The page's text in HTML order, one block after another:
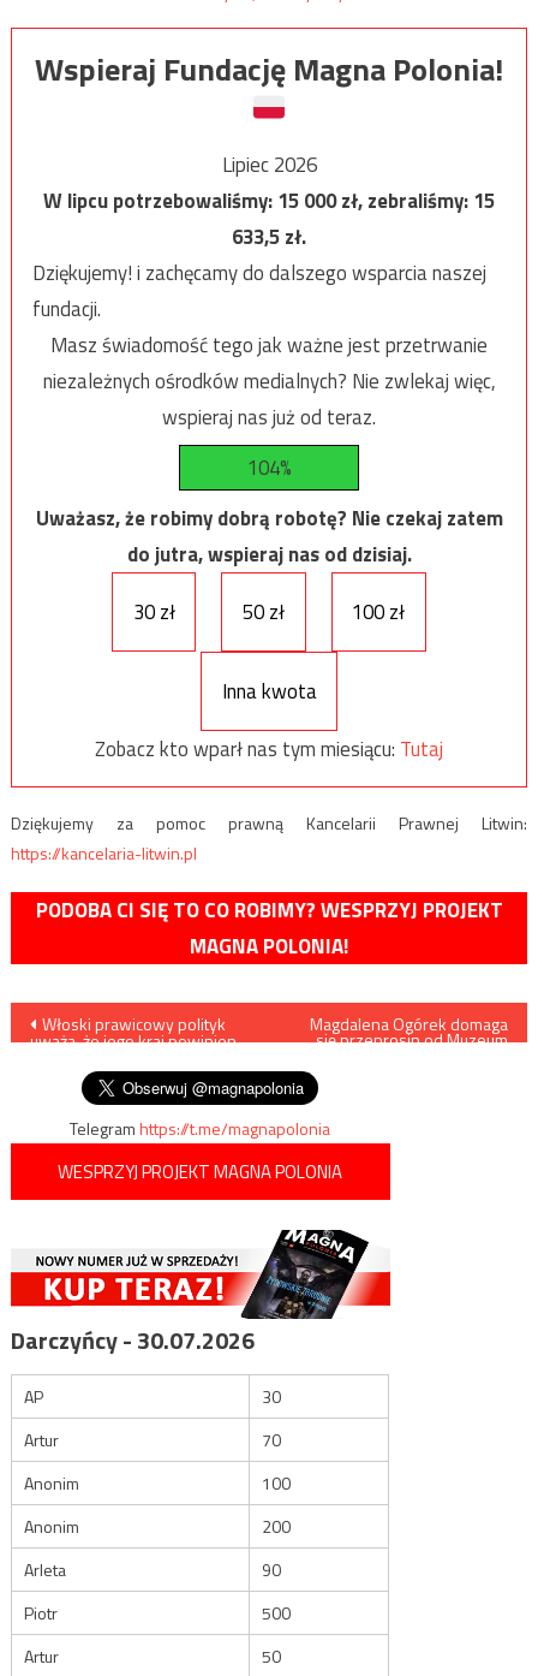
Wspieraj Fundację Magna Polonia!
Lipiec 2026
W lipcu potrzebowaliśmy:15 000zł, zebraliśmy:15
633,5zł.
Dziękujemy! i zachęcamy do dalszego wsparcia naszej
fundacji.
Masz świadomość tego jak ważne jest przetrwanie
niezależnych ośrodków medialnych? Nie zwlekaj więc,
wspieraj nas już od teraz.
104%
Uważasz, że robimy dobrą robotę? Nie czekaj zatem
do jutra, wspieraj nas od dzisiaj.
30 zł
50 zł 100 zł
Inna kwota
Zobacz kto wparł nas tym miesiącu: Tutaj
Dziękujemy za pomoc prawną Kancelarii Prawnej Litwin:
https://kancelaria-litwin.pl
PODOBA CI SIĘ TO CO ROBIMY? WESPRZYJ PROJEKT
MAGNA POLONIA!
Nawigacja
wpisu
Włoski prawicowy polityk
uważa, że jego kraj powinien
Magdalena Ogórek domaga
się przeprosin od Muzeum
Telegramhttps://t.me/magnapolonia
WESPRZYJ PROJEKT MAGNA POLONIA
Darczyńcy - 30.07.2026
AP
30
Artur
70
Anonim
100
Anonim
200
Arleta
90
Piotr
500
Artur
50